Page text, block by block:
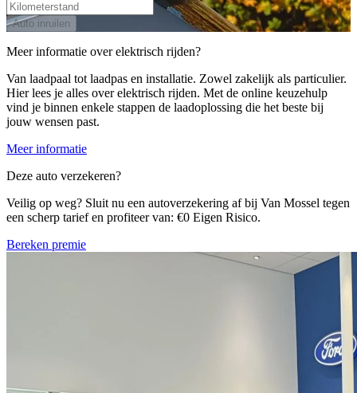
Auto inruilen
Meer informatie over elektrisch rijden?
Van laadpaal tot laadpas en installatie. Zowel zakelijk als particulier.
Hier lees je alles over elektrisch rijden. Met de online keuzehulp
vind je binnen enkele stappen de laadoplossing die het beste bij
jouw wensen past.
Meer informatie
Deze auto verzekeren?
Veilig op weg? Sluit nu een autoverzekering af bij Van Mossel tegen
een scherp tarief en profiteer van: €0 Eigen Risico.
Bereken premie